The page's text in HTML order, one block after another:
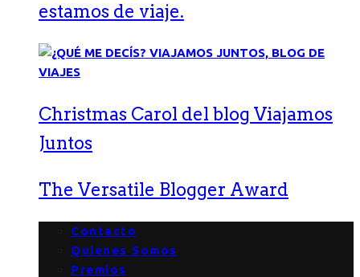
estamos de viaje.
Christmas Carol del blog Viajamos
Juntos
The Versatile Blogger Award
Contacto
Quienes Somos
Premios